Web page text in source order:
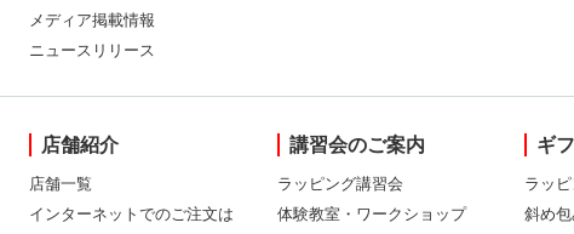
メディア掲載情報
ニュースリリース
店舗紹介
店舗一覧
インターネットでのご注文は
講習会のご案内
ラッピング講習会
体験教室・ワークショップ
ギ
ラッ
斜め